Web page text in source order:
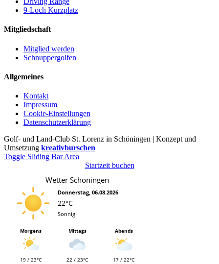
9-Loch Kurzplatz
Mitgliedschaft
Mitglied werden
Schnuppergolfen
Allgemeines
Kontakt
Impressum
Cookie-Einstellungen
Datenschutzerklärung
Golf- und Land-Club St. Lorenz in Schöningen | Konzept und
Umsetzung kreativburschen
Toggle Sliding Bar Area
Startzeit buchen
Wetter Schöningen
Donnerstag, 06.08.2026
22°C
Sonnig
Morgens
19 / 23°C
Mittags
22 / 23°C
Abends
17 / 22°C